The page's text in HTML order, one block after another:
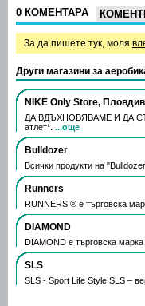
0 КОМЕНТАРА
За да пишете тук, моля
Други магазини за
NIKE Only Store, Пловдив
ДА ВДЪХНОВЯВАМЕ И ДА
атлет*. ...още
Bulldozer
Всички продукти на
Runners
RUNNERS ® е търговска
DIAMOND
DIAMOND е търговска
SLS
SLS - Sport Life Style SLS –